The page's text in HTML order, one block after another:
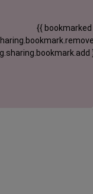
{{ bookmarked